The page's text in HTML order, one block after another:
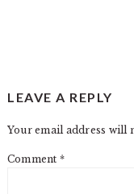
LEAVE A REPLY
Your email address will
Comment *